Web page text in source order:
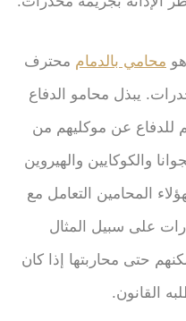
محامي بالدمام محترف
يبذل محامو الدفاع
للدفاع عن موكليهم من
والكوكايين والهيروين
المحامين التعامل مع
على سبيل المثال
حتى محاربتها إذا كان
القانون.